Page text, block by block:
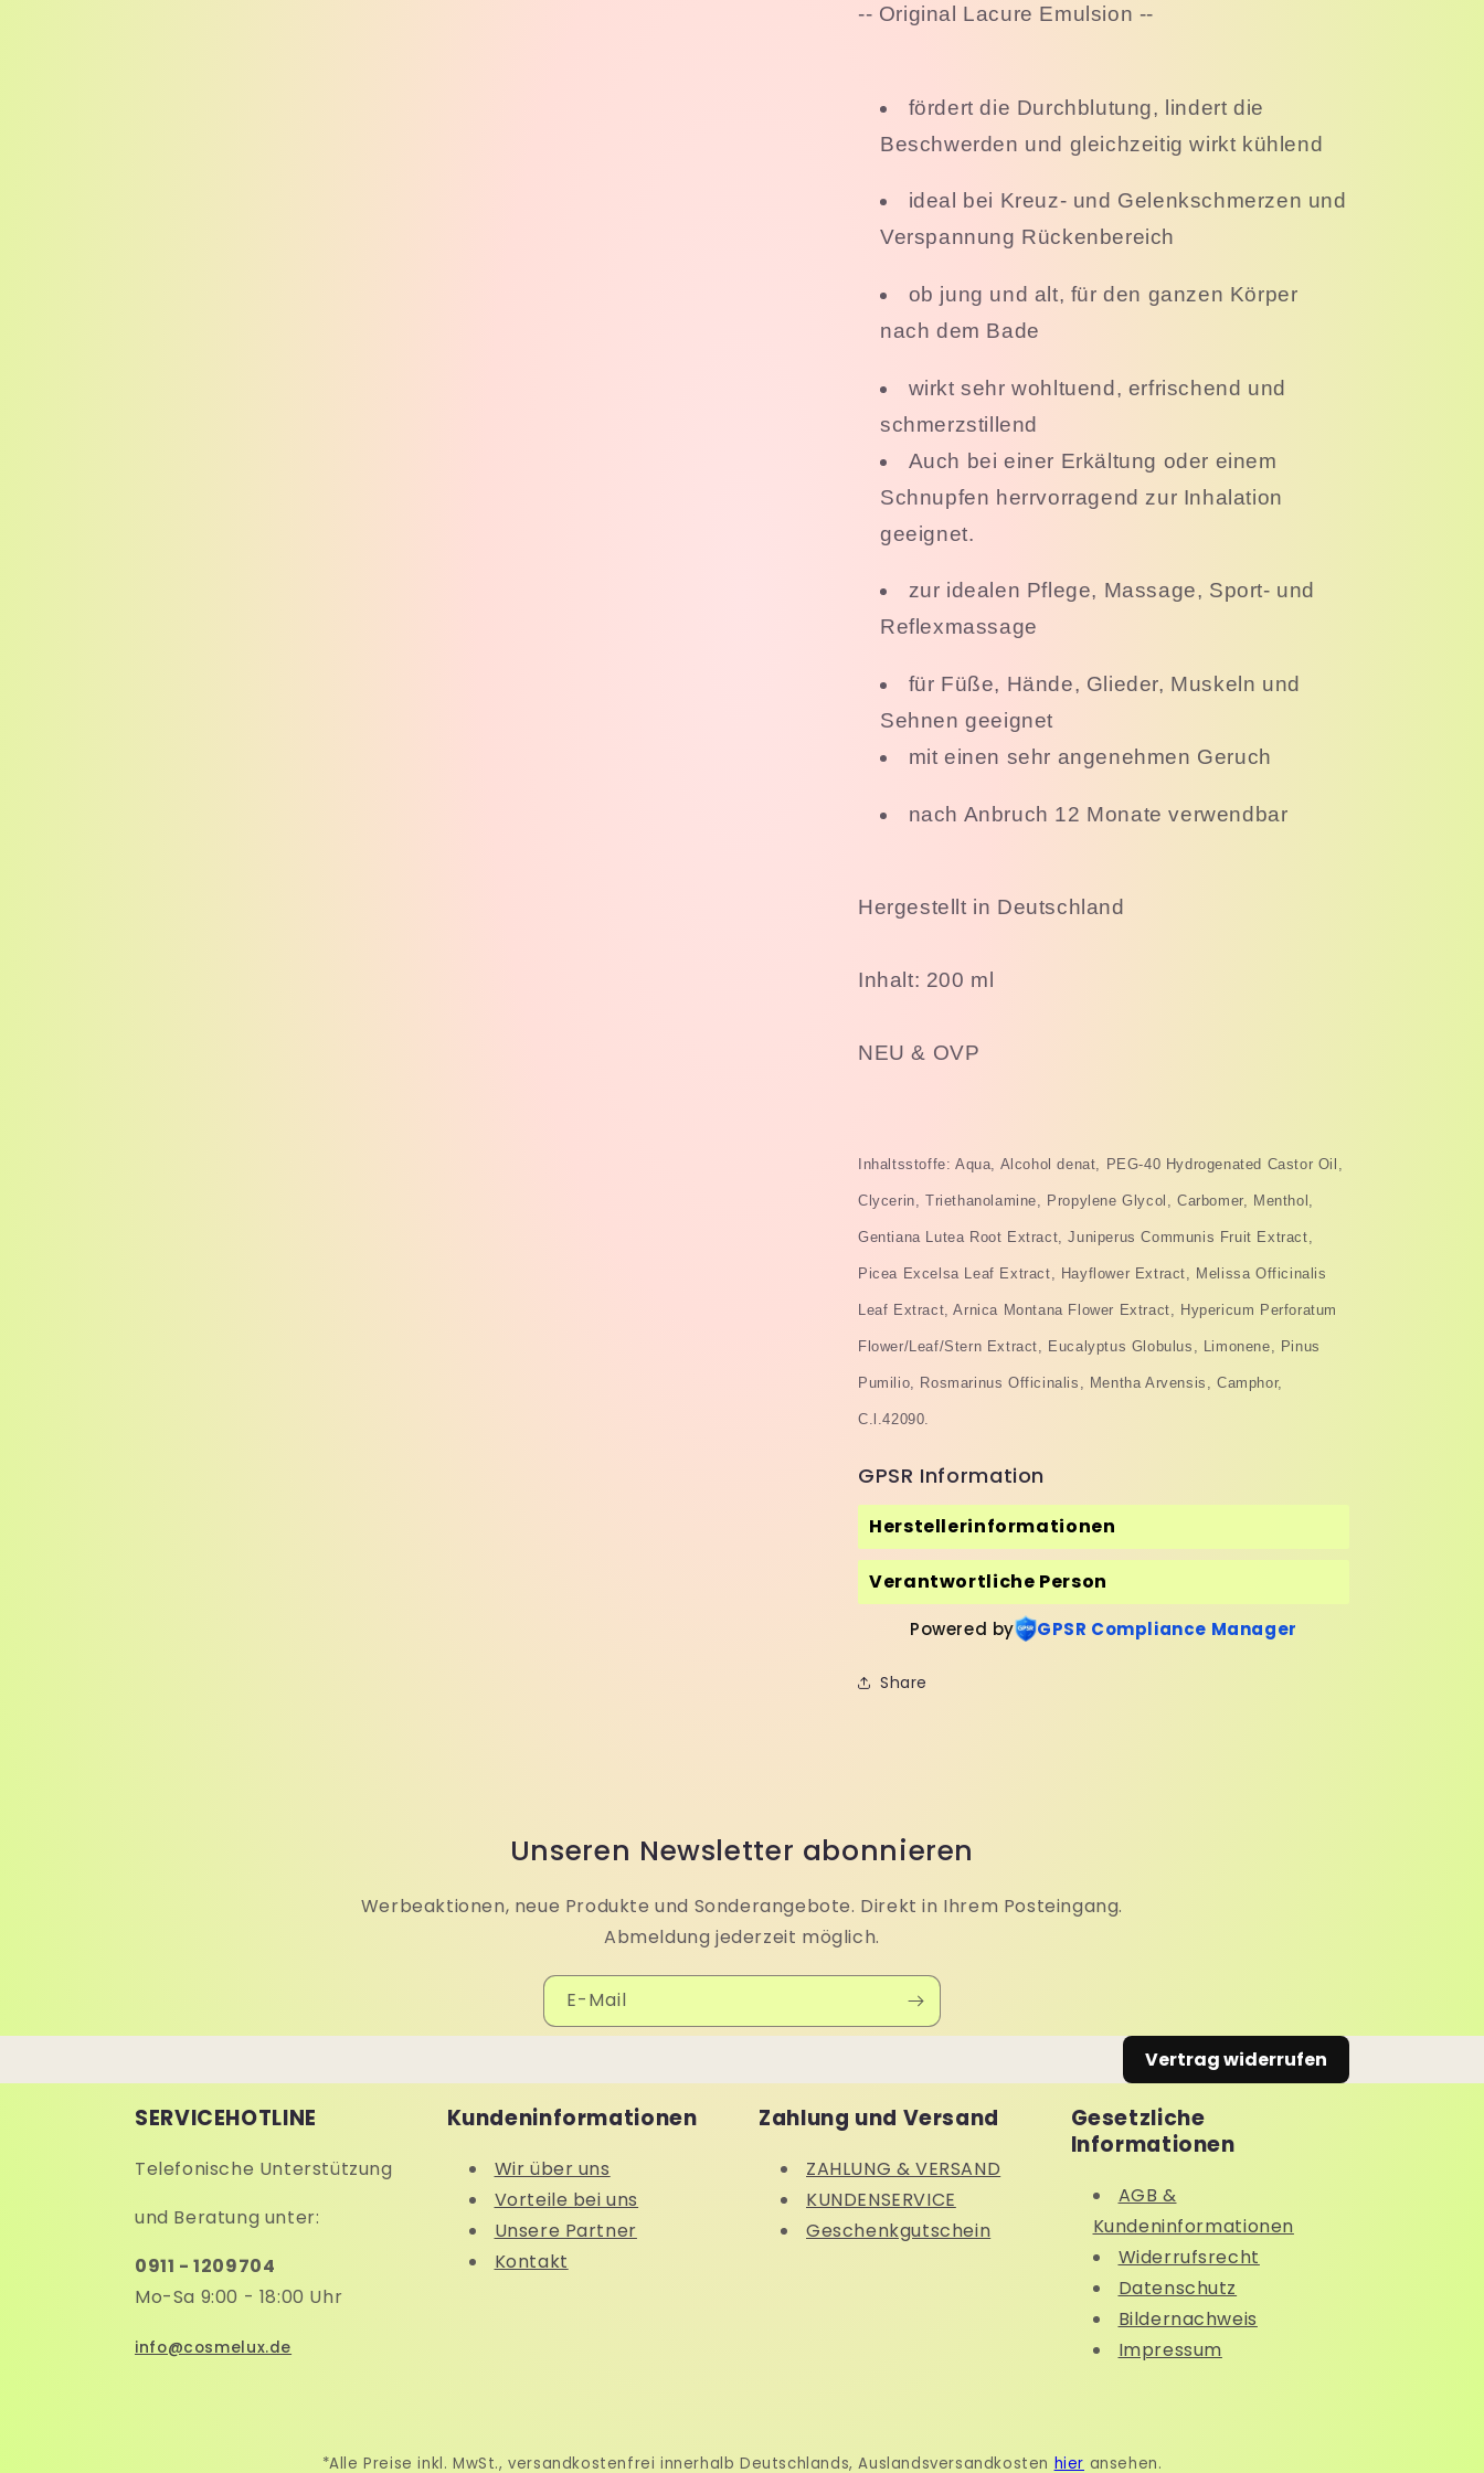
-- Original Lacure Emulsion --
fördert die Durchblutung, lindert die
Beschwerden und gleichzeitig wirkt kühlend
ideal bei Kreuz- und Gelenkschmerzen und
Verspannung Rückenbereich
ob jung und alt, für den ganzen Körper
nach dem Bade
wirkt sehr wohltuend, erfrischend und
schmerzstillend
Auch bei einer Erkältung oder einem
Schnupfen herrvorragend zur Inhalation
geeignet.
zur idealen Pflege, Massage, Sport- und
Reflexmassage
für Füße, Hände, Glieder, Muskeln und
Sehnen geeignet
mit einen sehr angenehmen Geruch
nach Anbruch 12 Monate verwendbar
Hergestellt in Deutschland
Inhalt: 200 ml
NEU & OVP
Inhaltsstoffe: Aqua, Alcohol denat, PEG-40 Hydrogenated Castor Oil,
Clycerin, Triethanolamine, Propylene Glycol, Carbomer, Menthol,
Gentiana Lutea Root Extract, Juniperus Communis Fruit Extract,
Picea Excelsa Leaf Extract, Hayflower Extract, Melissa Officinalis
Leaf Extract, Arnica Montana Flower Extract, Hypericum Perforatum
Flower/Leaf/Stern Extract, Eucalyptus Globulus, Limonene, Pinus
Pumilio, Rosmarinus Officinalis, Mentha Arvensis, Camphor,
C.l.42090.
GPSR Information
Herstellerinformationen
Verantwortliche Person
Powered by GPSR Compliance Manager
Share
Unseren Newsletter abonnieren
Werbeaktionen, neue Produkte und Sonderangebote. Direkt in Ihrem Posteingang.
Abmeldung jederzeit möglich.
E-Mail
Vertrag widerrufen
SERVICEHOTLINE
Telefonische Unterstützung
und Beratung unter:
0911 - 1209704
Mo-Sa 9:00 - 18:00 Uhr
info@cosmelux.de
Kundeninformationen
Wir über uns
Vorteile bei uns
Unsere Partner
Kontakt
Zahlung und Versand
ZAHLUNG & VERSAND
KUNDENSERVICE
Geschenkgutschein
Gesetzliche
Informationen
AGB &
Kundeninformationen
Widerrufsrecht
Datenschutz
Bildernachweis
Impressum
*Alle Preise inkl. MwSt., versandkostenfrei innerhalb Deutschlands, Auslandsversandkosten hier ansehen.